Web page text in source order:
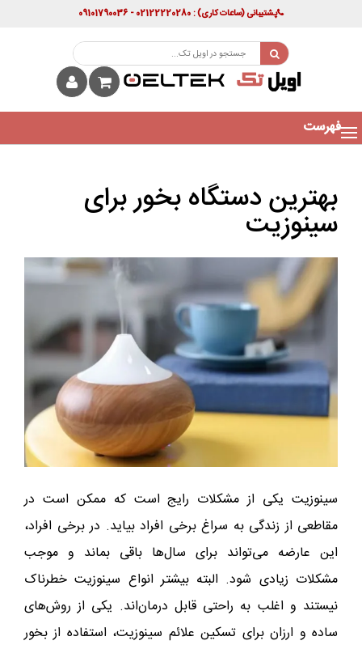
پشتیبانی(ساعات کاری): 02122220280 - 09101790036
فهرست
بهترین دستگاه بخور برای
سینوزیت
سینوزیت یکی از مشکلات رایج است که ممکن است در
مقاطعی از زندگی به سراغ برخی افراد بیاید. در برخی افراد،
این عارضه می‌تواند برای سال‌ها باقی بماند و موجب
مشکلات زیادی شود. البته بیشتر انواع سینوزیت خطرناک
نیستند و اغلب به‌ راحتی قابل درمان‌اند. یکی از روش‌های
ساده و ارزان برای تسکین علائم سینوزیت، استفاده از بخور